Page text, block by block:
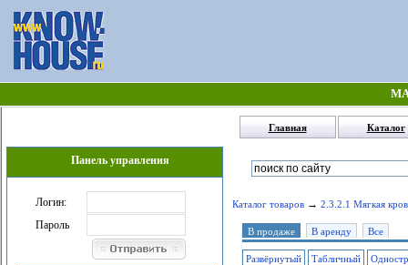
Главная Каталог
Панель управления
Логин:
Пароль
Каталог товаров→ 2.3.2.1 Мягкая
В продаже В аренду Все
Развёрнутый Табличный